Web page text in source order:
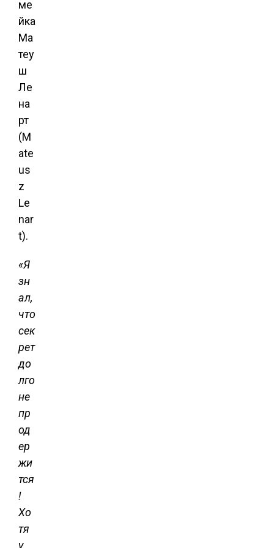
ме
йка
Ма
теу
ш
Ле
на
рт
(M
ate
us
z
Le
nar
t).
«Я
зн
ал,
что
сек
рет
до
лго
не
пр
од
ер
жи
тся
!
Хо
тя
у